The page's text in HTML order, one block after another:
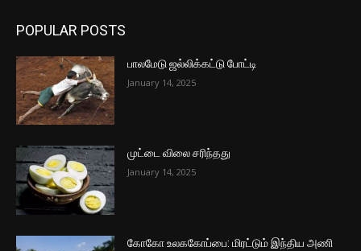
POPULAR POSTS
பாலமேடு ஜல்லிக்கட்டு போட்டி
January 14, 2025
முட்டை விலை சரிந்தது
January 14, 2025
கோகோ உலககோப்பை: மிரட்டும் இந்திய அணி